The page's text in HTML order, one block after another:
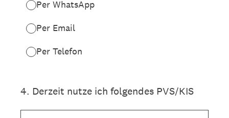
Per WhatsApp
Per Email
Per Telefon
4. Derzeit nutze ich folgendes PVS/KIS